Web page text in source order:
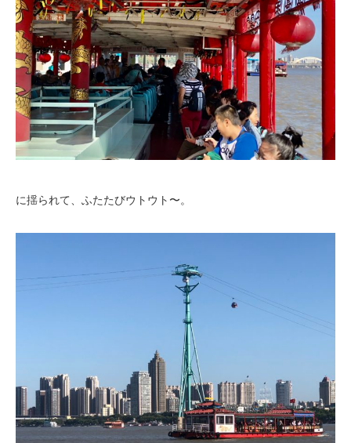
に揺られて、ふたたびウトウト〜。